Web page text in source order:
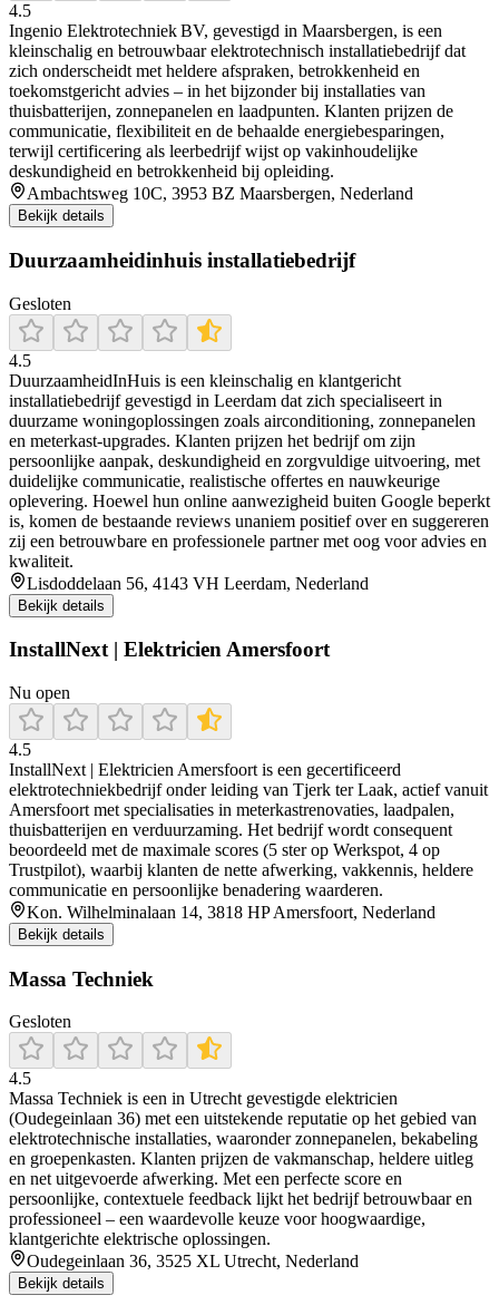
4.5
Ingenio Elektrotechniek BV, gevestigd in Maarsbergen, is een
kleinschalig en betrouwbaar elektrotechnisch installatiebedrijf dat
zich onderscheidt met heldere afspraken, betrokkenheid en
toekomstgericht advies – in het bijzonder bij installaties van
thuisbatterijen, zonnepanelen en laadpunten. Klanten prijzen de
communicatie, flexibiliteit en de behaalde energiebesparingen,
terwijl certificering als leerbedrijf wijst op vakinhoudelijke
deskundigheid en betrokkenheid bij opleiding.
Ambachtsweg 10C, 3953 BZ Maarsbergen, Nederland
Bekijk details
Duurzaamheidinhuis installatiebedrijf
Gesloten
4.5
DuurzaamheidInHuis is een kleinschalig en klantgericht
installatiebedrijf gevestigd in Leerdam dat zich specialiseert in
duurzame woningoplossingen zoals airconditioning, zonnepanelen
en meterkast-upgrades. Klanten prijzen het bedrijf om zijn
persoonlijke aanpak, deskundigheid en zorgvuldige uitvoering, met
duidelijke communicatie, realistische offertes en nauwkeurige
oplevering. Hoewel hun online aanwezigheid buiten Google beperkt
is, komen de bestaande reviews unaniem positief over en suggereren
zij een betrouwbare en professionele partner met oog voor advies en
kwaliteit.
Lisdoddelaan 56, 4143 VH Leerdam, Nederland
Bekijk details
InstallNext | Elektricien Amersfoort
Nu open
4.5
InstallNext | Elektricien Amersfoort is een gecertificeerd
elektrotechniekbedrijf onder leiding van Tjerk ter Laak, actief vanuit
Amersfoort met specialisaties in meterkastrenovaties, laadpalen,
thuisbatterijen en verduurzaming. Het bedrijf wordt consequent
beoordeeld met de maximale scores (5 ster op Werkspot, 4 op
Trustpilot), waarbij klanten de nette afwerking, vakkennis, heldere
communicatie en persoonlijke benadering waarderen.
Kon. Wilhelminalaan 14, 3818 HP Amersfoort, Nederland
Bekijk details
Massa Techniek
Gesloten
4.5
Massa Techniek is een in Utrecht gevestigde elektricien
(Oudegeinlaan 36) met een uitstekende reputatie op het gebied van
elektrotechnische installaties, waaronder zonnepanelen, bekabeling
en groepenkasten. Klanten prijzen de vakmanschap, heldere uitleg
en net uitgevoerde afwerking. Met een perfecte score en
persoonlijke, contextuele feedback lijkt het bedrijf betrouwbaar en
professioneel – een waardevolle keuze voor hoogwaardige,
klantgerichte elektrische oplossingen.
Oudegeinlaan 36, 3525 XL Utrecht, Nederland
Bekijk details